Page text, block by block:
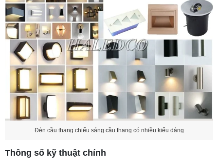
Đèn cầu thang chiếu sáng cầu thang có nhiều kiểu dáng
Thông số kỹ thuật chính